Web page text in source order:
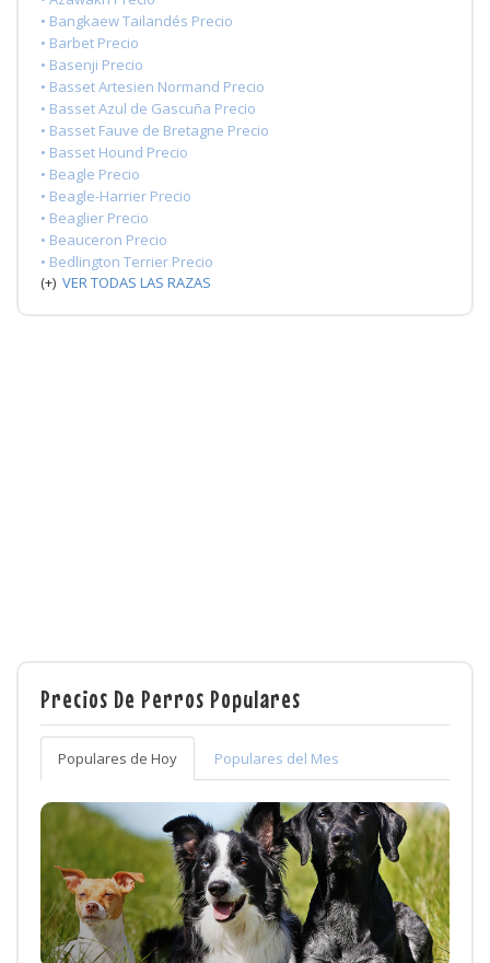
• Bangkaew Tailandés Precio
• Barbet Precio
• Basenji Precio
• Basset Artesien Normand Precio
• Basset Azul de Gascuña Precio
• Basset Fauve de Bretagne Precio
• Basset Hound Precio
• Beagle Precio
• Beagle-Harrier Precio
• Beaglier Precio
• Beauceron Precio
• Bedlington Terrier Precio
(+) VER TODAS LAS RAZAS
Precios De Perros Populares
Populares de Hoy Populares del Mes